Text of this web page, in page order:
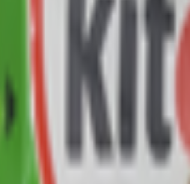
котов «Perfect Fit» с говядиной в